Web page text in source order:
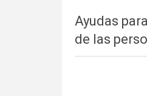
Ayudas
de las